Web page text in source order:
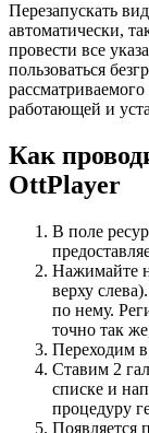
Перезапускать
автоматически,
провести все
пользоваться
работающей и
Как
OttPlayer
В поле
Нажимайте
верху
по нему.
точно так
Переходим
Ставим 2
списке и
процедуру
Появляется